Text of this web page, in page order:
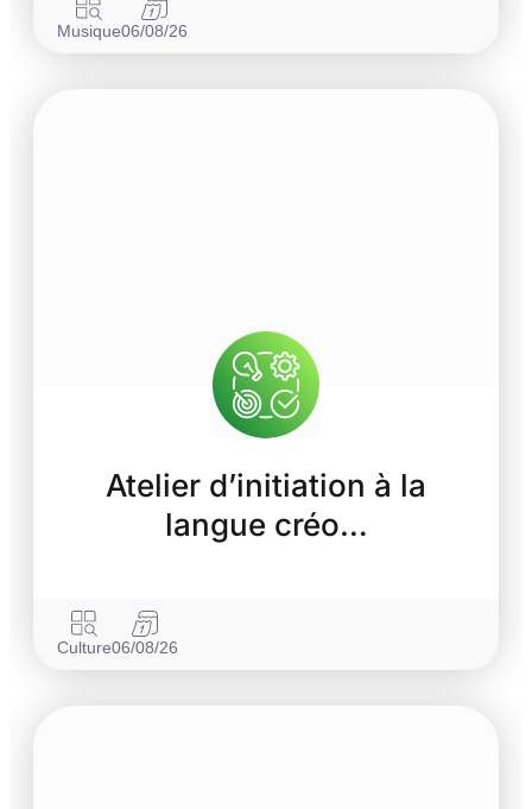
Musique06/08/26
Atelier d’initiation à la
langue créo…
Culture06/08/26